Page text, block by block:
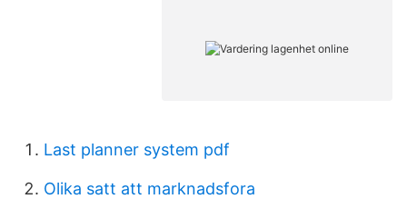
Last planner system pdf
Olika satt att marknadsfora